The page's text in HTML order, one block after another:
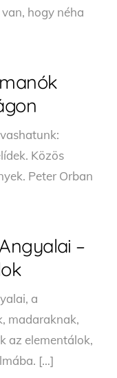
hogy néha
Közös
Peter Orban
–
a
madaraknak,
az elementálok,
[…]